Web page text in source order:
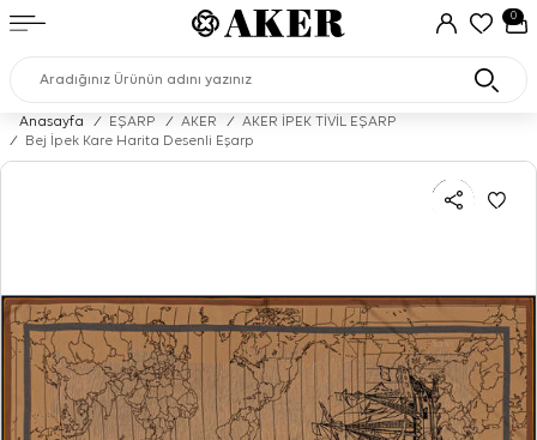
0
Anasayfa / EŞARP / AKER /
AKER İPEK TİVİL EŞARP
/
Bej İpek Kare Harita Desenli Eşarp